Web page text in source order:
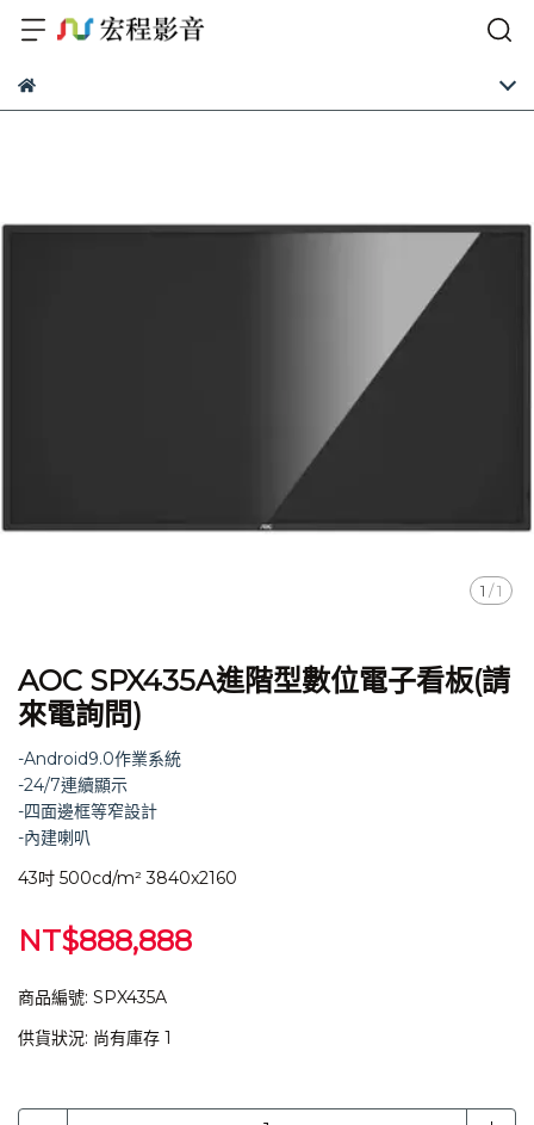
1 /1
AOC SPX435A進階型數位電子看板(請
來電詢問)
-Android9.0作業系統
-24/7連續顯示
-四面邊框等窄設計
-內建喇叭
43吋 500cd/m² 3840x2160
NT$888,888
商品編號: SPX435A
供貨狀況: 尚有庫存 1